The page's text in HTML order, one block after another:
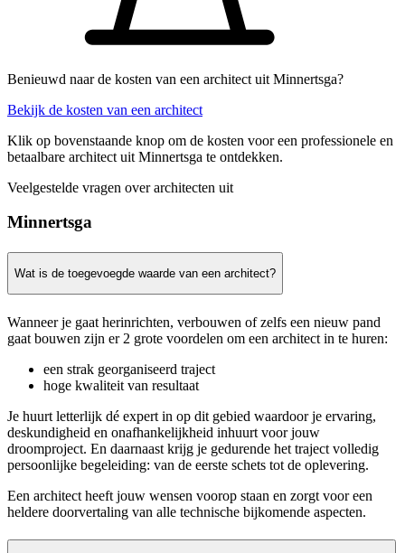
Benieuwd naar de kosten van een architect uit Minnertsga?
Bekijk de kosten van een architect
Klik op bovenstaande knop om de kosten voor een professionele en
betaalbare architect uit Minnertsga te ontdekken.
Veelgestelde vragen over architecten uit
Minnertsga
Wat is de toegevoegde waarde van een architect?
Wanneer je gaat herinrichten, verbouwen of zelfs een nieuw pand
gaat bouwen zijn er 2 grote voordelen om een architect in te huren:
een strak georganiseerd traject
hoge kwaliteit van resultaat
Je huurt letterlijk dé expert in op dit gebied waardoor je ervaring,
deskundigheid en onafhankelijkheid inhuurt voor jouw
droomproject. En daarnaast krijg je gedurende het traject volledig
persoonlijke begeleiding: van de eerste schets tot de oplevering.
Een architect heeft jouw wensen voorop staan en zorgt voor een
heldere doorvertaling van alle technische bijkomende aspecten.